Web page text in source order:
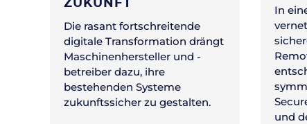
ZUKUNFT
Die rasant fortschreitende
digitale Transformation drängt
Maschinenhersteller und -
betreiber dazu, ihre
bestehenden Systeme
zukunftssicher zu gestalten.
In
und